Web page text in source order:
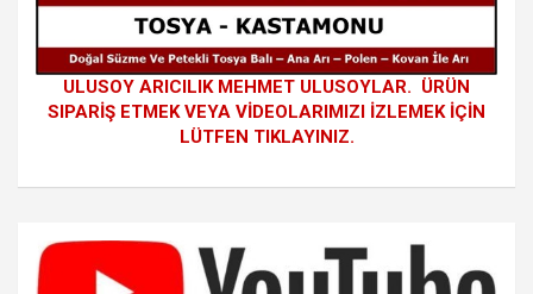
ULUSOY ARICILIK MEHMET ULUSOYLAR. ÜRÜN
SIPARİŞ ETMEK VEYA VİDEOLARIMIZI İZLEMEK İÇİN
LÜTFEN TIKLAYINIZ.